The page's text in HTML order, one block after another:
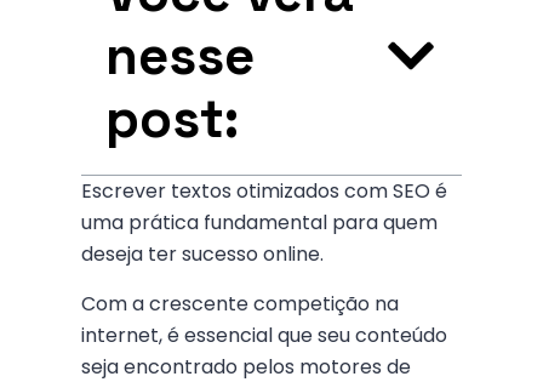
nesse
post:
Escrever textos otimizados com SEO é
uma prática fundamental para quem
deseja ter sucesso online.
Com a crescente competição na
internet, é essencial que seu conteúdo
seja encontrado pelos motores de